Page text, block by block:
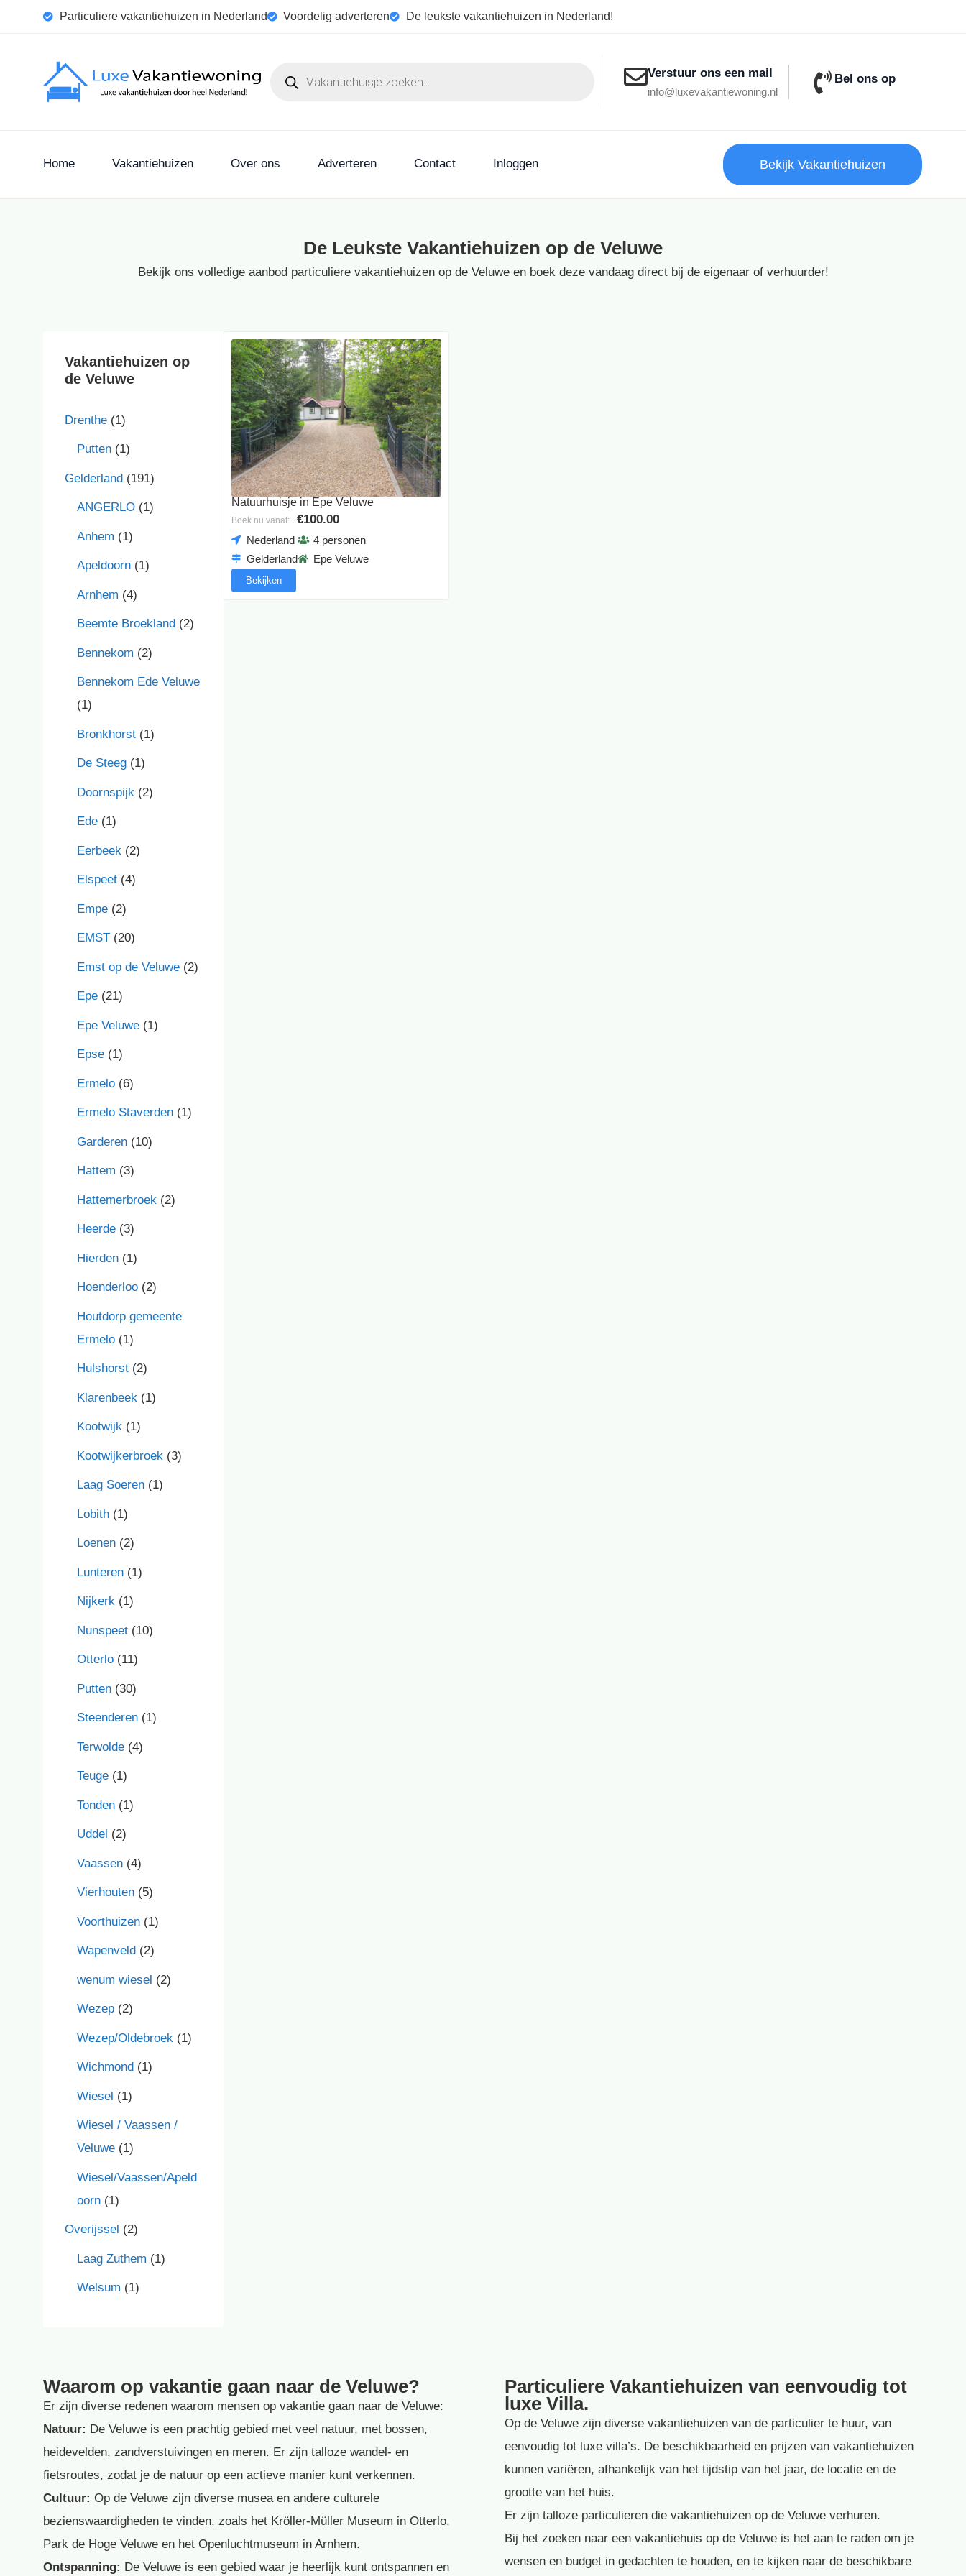
Particuliere vakantiehuizen in Nederland Voordelig adverteren De leukste vakantiehuizen in Nederland!
Verstuur ons een mail
info@luxevakantiewoning.nl
Bel ons op
Home Vakantiehuizen Over ons Adverteren Contact Inloggen Bekijk Vakantiehuizen
De Leukste Vakantiehuizen op de Veluwe
Bekijk ons volledige aanbod particuliere vakantiehuizen op de Veluwe en boek deze vandaag direct bij de eigenaar of verhuurder!
Vakantiehuizen op
de Veluwe
Drenthe (1)
Putten (1)
Gelderland (191)
ANGERLO (1)
Anhem (1)
Apeldoorn (1)
Arnhem (4)
Beemte Broekland (2)
Bennekom (2)
Bennekom Ede Veluwe
(1)
Bronkhorst (1)
De Steeg (1)
Doornspijk (2)
Ede (1)
Eerbeek (2)
Elspeet (4)
Empe (2)
EMST (20)
Emst op de Veluwe (2)
Epe (21)
Epe Veluwe (1)
Epse (1)
Ermelo (6)
Ermelo Staverden (1)
Garderen (10)
Hattem (3)
Hattemerbroek (2)
Heerde (3)
Hierden (1)
Hoenderloo (2)
Houtdorp gemeente
Ermelo (1)
Hulshorst (2)
Klarenbeek (1)
Kootwijk (1)
Kootwijkerbroek (3)
Laag Soeren (1)
Lobith (1)
Loenen (2)
Lunteren (1)
Nijkerk (1)
Nunspeet (10)
Otterlo (11)
Putten (30)
Steenderen (1)
Terwolde (4)
Teuge (1)
Tonden (1)
Uddel (2)
Vaassen (4)
Vierhouten (5)
Voorthuizen (1)
Wapenveld (2)
wenum wiesel (2)
Wezep (2)
Wezep/Oldebroek (1)
Wichmond (1)
Wiesel (1)
Wiesel / Vaassen /
Veluwe (1)
Wiesel/Vaassen/Apeld
oorn (1)
Overijssel (2)
Laag Zuthem (1)
Welsum (1)
Natuurhuisje in Epe Veluwe
Boek nu vanaf: €100.00
Nederland
Gelderland
4 personen
Epe Veluwe
Bekijken
Waarom op vakantie gaan naar de Veluwe?
Er zijn diverse redenen waarom mensen op vakantie gaan naar de Veluwe:
Natuur: De Veluwe is een prachtig gebied met veel natuur, met bossen,
heidevelden, zandverstuivingen en meren. Er zijn talloze wandel- en
fietsroutes, zodat je de natuur op een actieve manier kunt verkennen.
Cultuur: Op de Veluwe zijn diverse musea en andere culturele
bezienswaardigheden te vinden, zoals het Kröller-Müller Museum in Otterlo,
Park de Hoge Veluwe en het Openluchtmuseum in Arnhem.
Ontspanning: De Veluwe is een gebied waar je heerlijk kunt ontspannen en
Particuliere Vakantiehuizen van eenvoudig tot
luxe Villa.
Op de Veluwe zijn diverse vakantiehuizen van de particulier te huur, van
eenvoudig tot luxe villa’s. De beschikbaarheid en prijzen van vakantiehuizen
kunnen variëren, afhankelijk van het tijdstip van het jaar, de locatie en de
grootte van het huis.
Er zijn talloze particulieren die vakantiehuizen op de Veluwe verhuren.
Bij het zoeken naar een vakantiehuis op de Veluwe is het aan te raden om je
wensen en budget in gedachten te houden, en te kijken naar de beschikbare